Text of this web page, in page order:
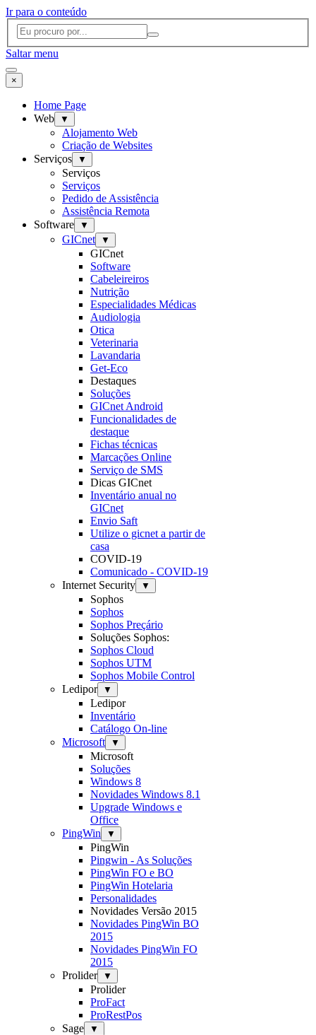
Ir para o conteúdo
Saltar menu
×
Home Page
Web
▼
Alojamento Web
Criação de Websites
Serviços
▼
Serviços
Serviços
Pedido de Assistência
Assistência Remota
Software
▼
GICnet ▼
GICnet
Software
Cabeleireiros
Nutrição
Especialidades Médicas
Audiologia
Otica
Veterinaria
Lavandaria
Get-Eco
Destaques
Soluções
GICnet Android
Funcionalidades de
destaque
Fichas técnicas
Marcações Online
Serviço de SMS
Dicas GICnet
Inventário anual no
GICnet
Envio Saft
Utilize o gicnet a partir de
casa
COVID-19
Comunicado - COVID-19
Internet Security
▼
Sophos
Sophos
Sophos Preçário
Soluções Sophos:
Sophos Cloud
Sophos UTM
Sophos Mobile Control
Ledipor
▼
Ledipor
Inventário
Catálogo On-line
Microsoft
▼
Microsoft
Soluções
Windows 8
Novidades Windows 8.1
Upgrade Windows e
Office
PingWin
▼
PingWin
Pingwin - As Soluções
PingWin FO e BO
PingWin Hotelaria
Personalidades
Novidades Versão 2015
Novidades PingWin BO
2015
Novidades PingWin FO
2015
Prolider
▼
Prolider
ProFact
ProRestPos
Sage
▼